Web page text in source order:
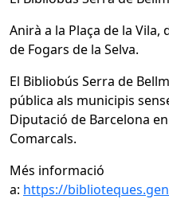
Anirà a la Plaça de la
de Fogars de la Selva.
El Bibliobús Serra de
pública als municipis
Diputació de Barcelona
Comarcals.
Més informació
a: https://